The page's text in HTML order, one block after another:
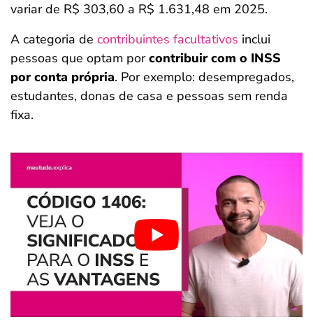
variar de R$ 303,60 a R$ 1.631,48 em 2025.
A categoria de contribuintes facultativos inclui
pessoas que optam porcontribuir com o INSS
por conta própria. Por exemplo: desempregados,
estudantes, donas de casa e pessoas sem renda
fixa.